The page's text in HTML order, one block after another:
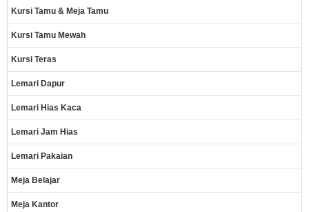
Kursi Tamu & Meja Tamu
Kursi Tamu Mewah
Kursi Teras
Lemari Dapur
Lemari Hias Kaca
Lemari Jam Hias
Lemari Pakaian
Meja Belajar
Meja Kantor